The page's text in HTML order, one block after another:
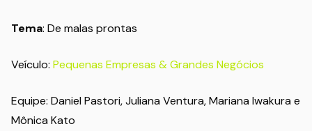
Tema: De malas prontas
Veículo: Pequenas Empresas & Grandes Negócios
Equipe: Daniel Pastori, Juliana Ventura, Mariana Iwakura e
Mônica Kato